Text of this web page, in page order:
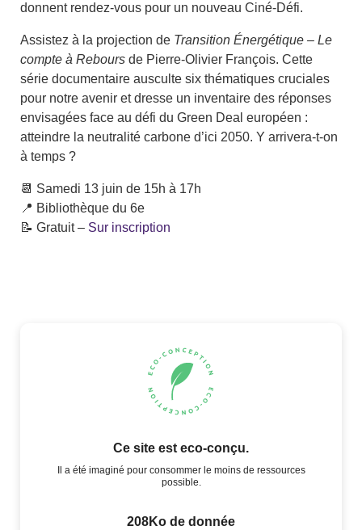
donnent rendez-vous pour un nouveau Ciné-Défi.
Assistez à la projection de Transition Énergétique – Le
compte à Rebours de Pierre-Olivier François. Cette
série documentaire ausculte six thématiques cruciales
pour notre avenir et dresse un inventaire des réponses
envisagées face au défi du Green Deal européen :
atteindre la neutralité carbone d’ici 2050. Y arrivera-t-on
à temps ?
📆 Samedi 13 juin de 15h à 17h
📍 Bibliothèque du 6e
📝 Gratuit – Sur inscription
Ce site est eco-conçu.
Il a été imaginé pour consommer le moins de ressources
possible.
208Ko de donnée